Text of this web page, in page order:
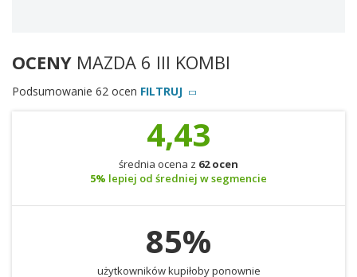
OCENY MAZDA 6 III KOMBI
Podsumowanie 62 ocen FILTRUJ
4,43
średnia ocena z 62 ocen
5% lepiej od średniej w segmencie
85%
użytkowników kupiłoby ponownie